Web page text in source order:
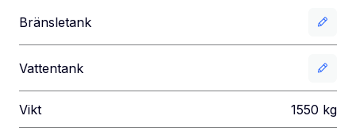
Bränsletank
Vattentank
Vikt 1550 kg